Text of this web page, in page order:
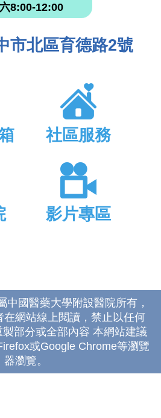
8:00-12:00
市北區育德路2號
社區服務
影片專區
國醫藥大學附設醫院所有，
在網站線上閱讀，禁止以任何
部分或全部內容 本網站建議
或Google Chrome等瀏覽
器瀏覽。